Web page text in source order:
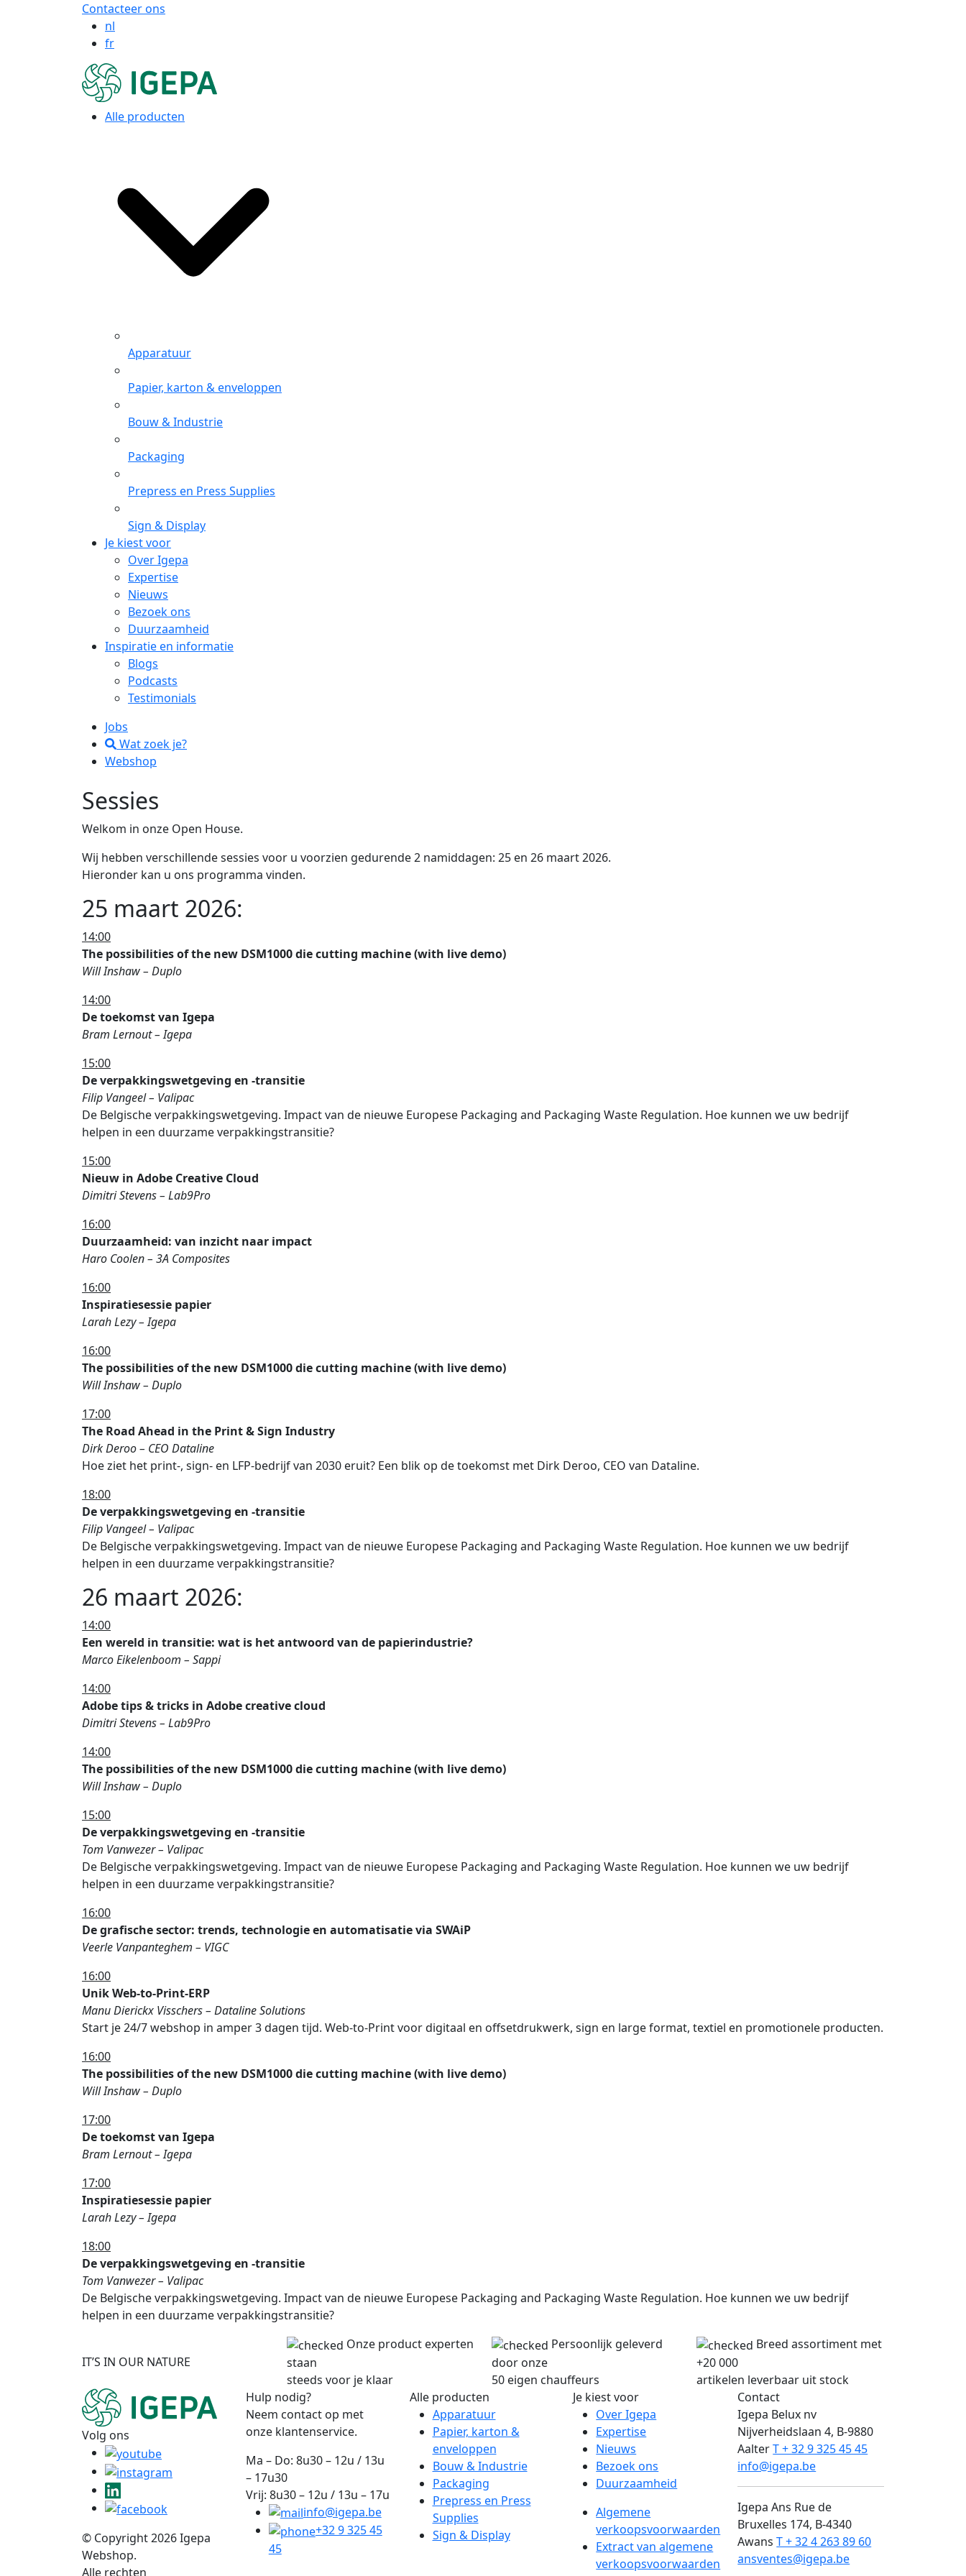
Contacteer ons
nl
fr
Alle producten
Apparatuur
Papier, karton & enveloppen
Bouw & Industrie
Packaging
Prepress en Press Supplies
Sign & Display
Je kiest voor
Over Igepa
Expertise
Nieuws
Bezoek ons
Duurzaamheid
Inspiratie en informatie
Blogs
Podcasts
Testimonials
Jobs
Wat zoek je?
Webshop
Sessies
Welkom in onze Open House.
Wij hebben verschillende sessies voor u voorzien gedurende 2 namiddagen: 25 en 26 maart 2026.
Hieronder kan u ons programma vinden.
25 maart 2026:
14:00
The possibilities of the new DSM1000 die cutting machine (with live demo)
Will Inshaw – Duplo
14:00
De toekomst van Igepa
Bram Lernout – Igepa
15:00
De verpakkingswetgeving en -transitie
Filip Vangeel – Valipac
De Belgische verpakkingswetgeving. Impact van de nieuwe Europese Packaging and Packaging Waste Regulation. Hoe kunnen we uw bedrijf
helpen in een duurzame verpakkingstransitie?
15:00
Nieuw in Adobe Creative Cloud
Dimitri Stevens – Lab9Pro
16:00
Duurzaamheid: van inzicht naar impact
Haro Coolen – 3A Composites
16:00
Inspiratiesessie papier
Larah Lezy – Igepa
16:00
The possibilities of the new DSM1000 die cutting machine (with live demo)
Will Inshaw – Duplo
17:00
The Road Ahead in the Print & Sign Industry
Dirk Deroo – CEO Dataline
Hoe ziet het print-, sign- en LFP-bedrijf van 2030 eruit? Een blik op de toekomst met Dirk Deroo, CEO van Dataline.
18:00
De verpakkingswetgeving en -transitie
Filip Vangeel – Valipac
De Belgische verpakkingswetgeving. Impact van de nieuwe Europese Packaging and Packaging Waste Regulation. Hoe kunnen we uw bedrijf
helpen in een duurzame verpakkingstransitie?
26 maart 2026:
14:00
Een wereld in transitie: wat is het antwoord van de papierindustrie?
Marco Eikelenboom – Sappi
14:00
Adobe tips & tricks in Adobe creative cloud
Dimitri Stevens – Lab9Pro
14:00
The possibilities of the new DSM1000 die cutting machine (with live demo)
Will Inshaw – Duplo
15:00
De verpakkingswetgeving en -transitie
Tom Vanwezer – Valipac
De Belgische verpakkingswetgeving. Impact van de nieuwe Europese Packaging and Packaging Waste Regulation. Hoe kunnen we uw bedrijf
helpen in een duurzame verpakkingstransitie?
16:00
De grafische sector: trends, technologie en automatisatie via SWAiP
Veerle Vanpanteghem – VIGC
16:00
Unik Web-to-Print-ERP
Manu Dierickx Visschers – Dataline Solutions
Start je 24/7 webshop in amper 3 dagen tijd. Web-to-Print voor digitaal en offsetdrukwerk, sign en large format, textiel en promotionele producten.
16:00
The possibilities of the new DSM1000 die cutting machine (with live demo)
Will Inshaw – Duplo
17:00
De toekomst van Igepa
Bram Lernout – Igepa
17:00
Inspiratiesessie papier
Larah Lezy – Igepa
18:00
De verpakkingswetgeving en -transitie
Tom Vanwezer – Valipac
De Belgische verpakkingswetgeving. Impact van de nieuwe Europese Packaging and Packaging Waste Regulation. Hoe kunnen we uw bedrijf
helpen in een duurzame verpakkingstransitie?
IT’S IN OUR NATURE
Onze product experten
staan
steeds voor je klaar
Persoonlijk geleverd
door onze
50 eigen chauffeurs
Breed assortiment met
+20 000
artikelen leverbaar uit stock
Volg ons
© Copyright 2026 Igepa
Webshop.
Alle rechten
Hulp nodig?
Neem contact op met
onze klantenservice.
Ma – Do: 8u30 – 12u / 13u
– 17u30
Vrij: 8u30 – 12u / 13u – 17u
info@igepa.be
+32 9 325 45
45
Alle producten
Apparatuur
Papier, karton &
enveloppen
Bouw & Industrie
Packaging
Prepress en Press
Supplies
Sign & Display
Je kiest voor
Over Igepa
Expertise
Nieuws
Bezoek ons
Duurzaamheid
Algemene
verkoopsvoorwaarden
Extract van algemene
verkoopsvoorwaarden
Contact
Igepa Belux nv
Nijverheidslaan 4, B-9880
AalterT + 32 9 325 45 45
info@igepa.be
Igepa Ans Rue de
Bruxelles 174, B-4340
Awans T + 32 4 263 89 60
ansventes@igepa.be